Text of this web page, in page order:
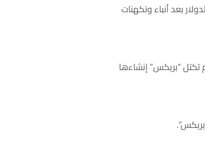
بعد أنباء وتكهنات
تكتل “بريكس” إنشاءها